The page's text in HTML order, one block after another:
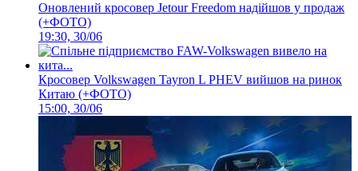
Оновлений кросовер Jetour Freedom надійшов у продаж
(+ФОТО)
19:30, 30/06
Кросовер Volkswagen Tayron L PHEV вийшов на ринок
Китаю (+ФОТО)
15:00, 30/06